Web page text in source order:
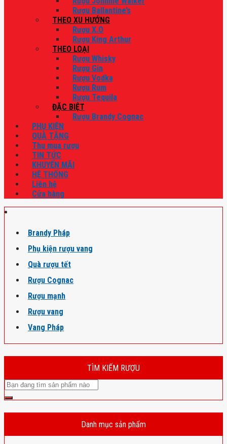
Rượu Ballantine’s
THEO XU HƯỚNG
Rượu X.O
Rượu King Arthur
THEO LOẠI
Rượu Whisky
Rượu Gin
Rượu Vodka
Rượu Rum
Rượu Tequila
ĐẶC BIỆT
Rượu Brandy Cognac
PHỤ KIỆN
QUÀ TẶNG
Thu mua rượu
TIN TỨC
KHUYẾN MÃI
HỆ THỐNG
Liên hệ
Cửa hàng
Brandy Pháp
Phụ kiện rượu vang
Quà rượu tết
Rượu Cognac
Rượu mạnh
Rượu vang
Vang Pháp
TÌM KIẾM RƯỢU
Danh mục sản phẩm